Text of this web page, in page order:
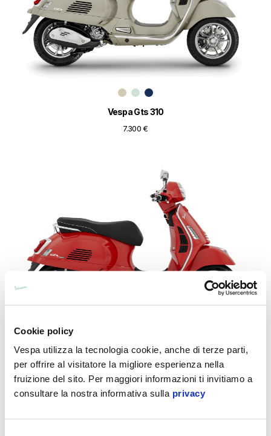
Cookie policy
Vespa utilizza la tecnologia cookie, anche di terze parti,
per offrire al visitatore la migliore esperienza nella
fruizione del sito. Per maggiori informazioni ti invitiamo a
consultare la nostra informativa sulla privacy
Vespa Gts 310
7.300 €
Vespa Gts 310 Super
7.500 €